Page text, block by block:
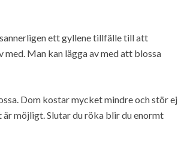
ett gyllene tillfälle till att
Man kan lägga av med att blossa
Dom kostar mycket mindre och stör ej
möjligt. Slutar du röka blir du enormt